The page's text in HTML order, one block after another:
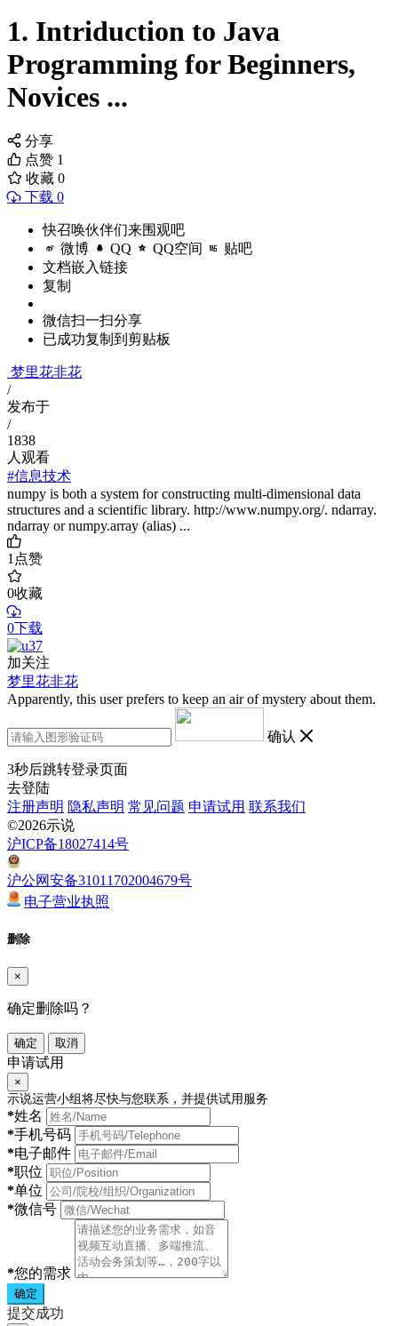
1. Intriduction to Java
Programming for Beginners,
Novices ...
分享
点赞 1
收藏 0
下载 0
快召唤伙伴们来围观吧
微博 QQ QQ空间 贴吧
文档嵌入链接
复制
微信扫一扫分享
已成功复制到剪贴板
梦里花非花
/
发布于
/
1838
人观看
#信息技术
numpy is both a system for constructing multi-dimensional data
structures and a scientific library. http://www.numpy.org/. ndarray.
ndarray or numpy.array (alias) ...
1点赞
0收藏
0下载
加关注
梦里花非花
Apparently, this user prefers to keep an air of mystery about them.
确认
3秒后跳转登录页面
去登陆
注册声明 隐私声明 常见问题 申请试用 联系我们
©2026示说
沪ICP备18027414号
沪公网安备31011702004679号
电子营业执照
删除
×
确定删除吗？
确定 取消
申请试用
×
示说运营小组将尽快与您联系，并提供试用服务
*姓名
*手机号码
*电子邮件
*职位
*单位
*微信号
*您的需求
确定
提交成功